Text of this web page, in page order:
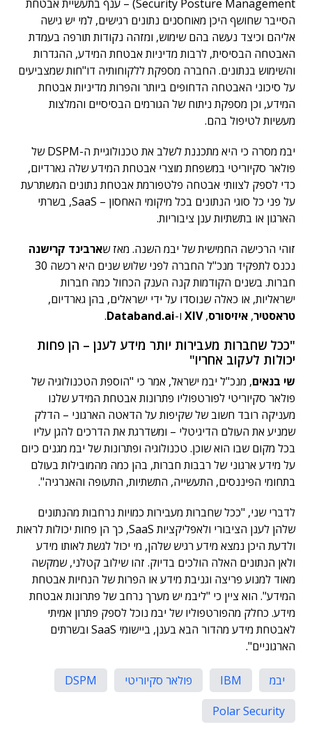
Security Posture Management) – ענף בתעשיית אבטחת
הסייבר שחושף היכן מאוחסנים נתונים רגישים, למי יש גישה
אליהם וכיצד נעשה בהם שימוש, ומזהה נקודות תורפה בעמדת
האבטחה הבסיסית, לרבות מדיניות אבטחת המידע, ההגדרות
והשימוש בנתונים. החברה מספקת ללקוחותיה דו"חות שמצביעים
על סיכוני האבטחה הדחופים ביותר והפרות מדיניות אבטחת
המידע, וכן מספקת ניתוח של הגורמים הבסיסיים והמלצות
מעשיות לטיפול בהם.
יבמ מסרה כי היא מתכננת לשלב את טכנולוגיית ה-DSPM של
פולאר סקיוריטי במשפחת מוצרי אבטחת המידע שלה גארדיום,
כדי לספק לצוותי אבטחה פלטפורמת אבטחת נתונים המשתרעת
על פני כל סוגי הנתונים בכל מיקומי האחסון – SaaS, בשרתי
הארגון או בתשתיות ענן ציבוריות.
זוהי הרכישה החמישית של יבמ השנה. מאז שארבינד קרישנה
נכנס לתפקיד מנכ"ל החברה לפני שלוש שנים היא רכשה 30
חברות. בשנים הקודמות קנה הענק הכחול כמה חברות
ישראליות, או כאלה שנוסדו על ידי ישראלים, בהן גארדיום,
טראסטיר, איזיסורס,
XIV ו-Databand.ai
.
"ככל שחברות מעבירות יותר מידע לענן – הן פחות
יכולות לעקוב אחריו"
שי בנאים, מנכ"ל יבמ ישראל, אמר כי "הוספת הטכנולוגיה של
פולאר סקיוריטי לפורטפוליו פתרונות אבטחת המידע שלנו
מעניקה רובד חשוב של שקיפות על הדאטה הארגוני – הדלק
שמניע את העולם הדיגיטלי – ומשדרגת את הדרכים להגן עליו
בכל מקום שבו הוא שוכן. טכנולוגיה ופתרונות של יבמ מגנים כיום
על מידע ארגוני של רבבות חברות, בהן כמה מהמובילות בעולם
בתחומי הפיננסים, התעשייה, התשתיות, התעופה והאנרגיה".
לדברי שני, "ככל שחברות מעבירות כמויות נרחבות מהנתונים
שלהן לענן הציבורי ולאפליקציות SaaS, כך הן פחות יכולות לראות
ולדעת היכן נמצא מידע רגיש שלהן, מי יכול לגשת לאותו מידע
ולאן הנתונים האלה הולכים בדיוק. זהו שילוב קטלני, שמקשה
מאוד למנוע פריצה וגניבת מידע או הפרות של הנחיות אבטחת
המידע". הוא ציין כי "ליבמ יש מערך נרחב של פתרונות אבטחת
מידע. כחלק מהפורטפוליו של יבמ נוכל לספק פתרון אמיתי
לאבטחת מידע מהדור הבא בענן, ביישומי SaaS ובשרתים
הארגוניים".
יבמ IBM פולאר סקיוריטי
DSPM
Polar Security